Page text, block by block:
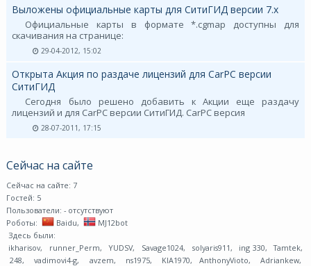
Выложены официальные карты для СитиГИД версии 7.х
Официальные карты в формате *.cgmap доступны для
скачивания на странице:
29-04-2012, 15:02
Открыта Акция по раздаче лицензий для CarPC версии
СитиГИД
Сегодня было решено добавить к Акции еще раздачу
лицензий и для CarPC версии СитиГИД. CarPC версия
28-07-2011, 17:15
Сейчас на сайте
Сейчас на сайте: 7
Гостей: 5
Пользователи: - отсутствуют
Роботы:
Baidu,
MJ12bot
Здесь были:
ikharisov, runner_Perm, YUDSV, Savage1024, solyaris911 , ing 330, Tamtek,
248, vadimovi4-g, avzem, ns1975, KIA1970, AnthonyVioto, Adriankew,